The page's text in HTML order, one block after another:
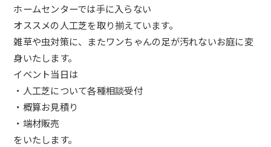
ホームセンターでは手に入らない
オススメの人工芝を取り揃えています。
雑草や虫対策に、
またワンちゃんの足が汚れないお庭に変
身いたします。
イベント当日は
・人工芝について各種相談受付
・概算お見積り
・端材販売
をいたします。